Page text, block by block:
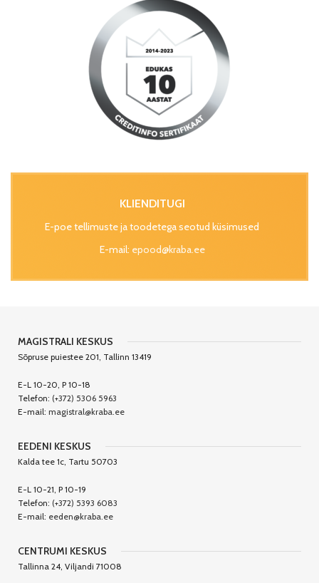
KLIENDITUGI
E-poe tellimuste ja toodetega seotud küsimused
E-mail: epood@kraba.ee
MAGISTRALI KESKUS
Sõpruse puiestee 201, Tallinn 13419
E-L 10-20, P 10-18
Telefon: (+372) 5306 5963
E-mail: magistral@kraba.ee
EEDENI KESKUS
Kalda tee 1c, Tartu 50703
E-L 10-21, P 10-19
Telefon: (+372) 5393 6083
E-mail: eeden@kraba.ee
CENTRUMI KESKUS
Tallinna 24, Viljandi 71008